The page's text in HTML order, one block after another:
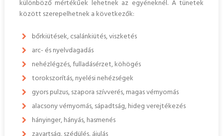
különböző mértékűek lehetnek az egyéneknél. A tünetek
között szerepelhetnek a következők:
bőrkiütések, csalánkiütés, viszketés
arc- és nyelvdagadás
nehézlégzés, fulladásérzet, köhögés
torokszorítás, nyelési nehézségek
gyors pulzus, szapora szívverés, magas vérnyomás
alacsony vérnyomás, sápadtság, hideg verejtékezés
hányinger, hányás, hasmenés